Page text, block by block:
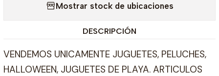
Mostrar stock de ubicaciones
DESCRIPCIÓN
VENDEMOS UNICAMENTE JUGUETES, PELUCHES,
HALLOWEEN, JUGUETES DE PLAYA. ARTICULOS